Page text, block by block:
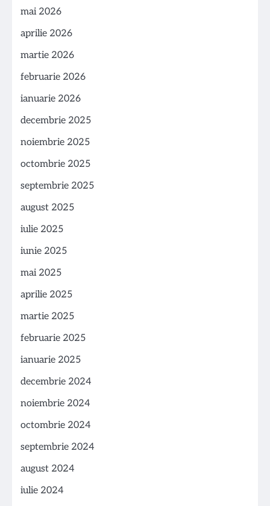
mai 2026
aprilie 2026
martie 2026
februarie 2026
ianuarie 2026
decembrie 2025
noiembrie 2025
octombrie 2025
septembrie 2025
august 2025
iulie 2025
iunie 2025
mai 2025
aprilie 2025
martie 2025
februarie 2025
ianuarie 2025
decembrie 2024
noiembrie 2024
octombrie 2024
septembrie 2024
august 2024
iulie 2024